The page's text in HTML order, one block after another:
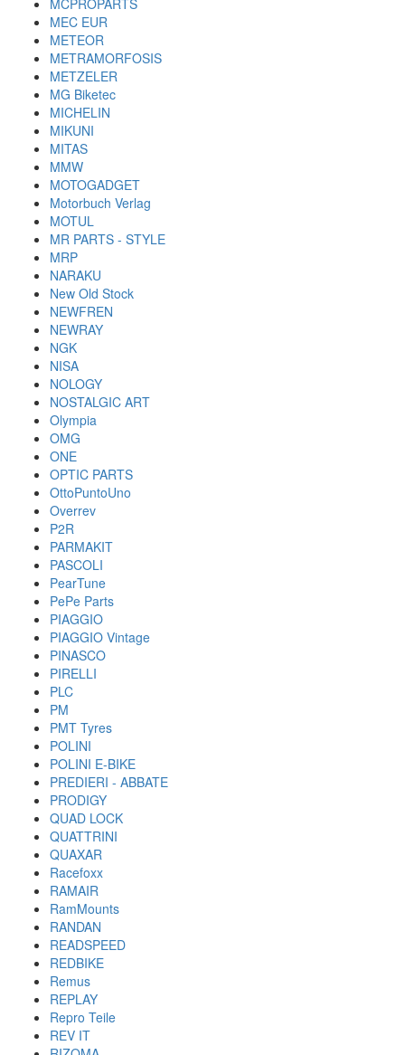
MCPROPARTS
MEC EUR
METEOR
METRAMORFOSIS
METZELER
MG Biketec
MICHELIN
MIKUNI
MITAS
MMW
MOTOGADGET
Motorbuch Verlag
MOTUL
MR PARTS - STYLE
MRP
NARAKU
New Old Stock
NEWFREN
NEWRAY
NGK
NISA
NOLOGY
NOSTALGIC ART
Olympia
OMG
ONE
OPTIC PARTS
OttoPuntoUno
Overrev
P2R
PARMAKIT
PASCOLI
PearTune
PePe Parts
PIAGGIO
PIAGGIO Vintage
PINASCO
PIRELLI
PLC
PM
PMT Tyres
POLINI
POLINI E-BIKE
PREDIERI - ABBATE
PRODIGY
QUAD LOCK
QUATTRINI
QUAXAR
Racefoxx
RAMAIR
RamMounts
RANDAN
READSPEED
REDBIKE
Remus
REPLAY
Repro Teile
REV IT